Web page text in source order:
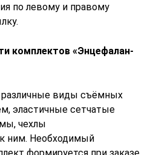
по левому и правому
комплектов «Энцефалан-
различные виды съёмных
эластичные сетчатые
чехлы
ним. Необходимый